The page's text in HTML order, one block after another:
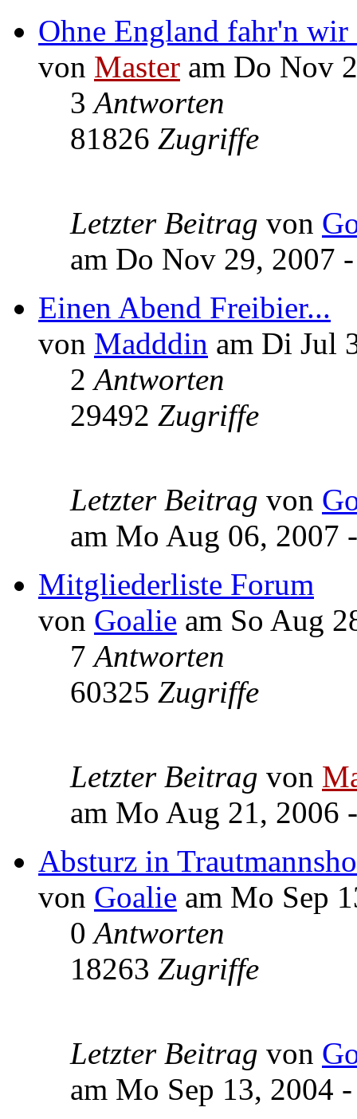
Ohne England fahr'n
von Master am Do Nov
3Antworten
81826 Zugriffe
Letzter Beitrag von
am Do Nov 29, 2007
Einen Abend Freibier...
von Madddin am Di Jul
2Antworten
29492 Zugriffe
Letzter Beitrag von
am Mo Aug 06, 2007
Mitgliederliste Forum
von Goalie am So Aug
7Antworten
60325 Zugriffe
Letzter Beitrag von
am Mo Aug 21, 2006
Absturz in
von Goalie am Mo Sep
0Antworten
18263 Zugriffe
Letzter Beitrag von
am Mo Sep 13, 2004